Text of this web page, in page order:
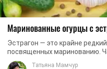
Маринованные огурцы с
Эстрагон — это крайне
посвященных маринованию.
называют, тархун, добавляют
Татьяна Мамчур